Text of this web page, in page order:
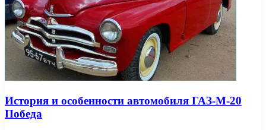
История и особенности автомобиля ГАЗ-М-20
Победа